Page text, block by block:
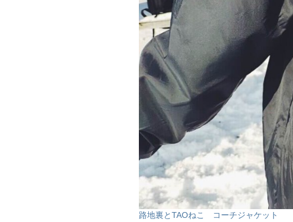
路地裏とTAOねこ コーチジャケット